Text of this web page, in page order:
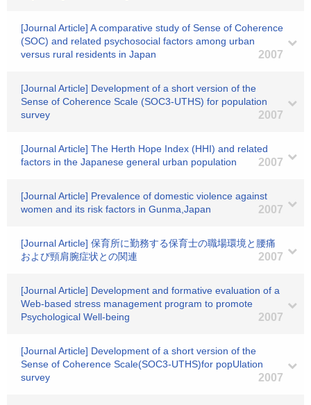
[Journal Article] A comparative study of Sense of Coherence
(SOC) and related psychosocial factors among urban
versus rural residents in Japan
2007
[Journal Article] Development of a short version of the
Sense of Coherence Scale (SOC3-UTHS) for population
survey
2007
[Journal Article] The Herth Hope Index (HHI) and related
factors in the Japanese general urban population
2007
[Journal Article] Prevalence of domestic violence against
women and its risk factors in Gunma,Japan
2007
[Journal Article] 保育所に勤務する保育士の職場環境と腰痛
および頸肩腕症状との関連
2007
[Journal Article] Development and formative evaluation of a
Web-based stress management program to promote
Psychological Well-being
2007
[Journal Article] Development of a short version of the
Sense of Coherence Scale(SOC3-UTHS)for popUlation
survey
2007